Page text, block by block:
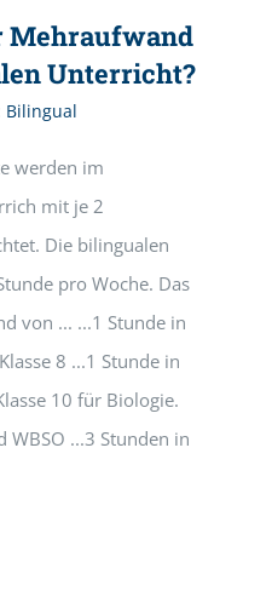
Mehraufwand
Unterricht?
Bilingual
werden im
mit je 2
Die bilingualen
pro Woche. Das
von ... ...1 Stunde in
8 ...1 Stunde in
10 für Biologie.
WBSO ...3 Stunden in